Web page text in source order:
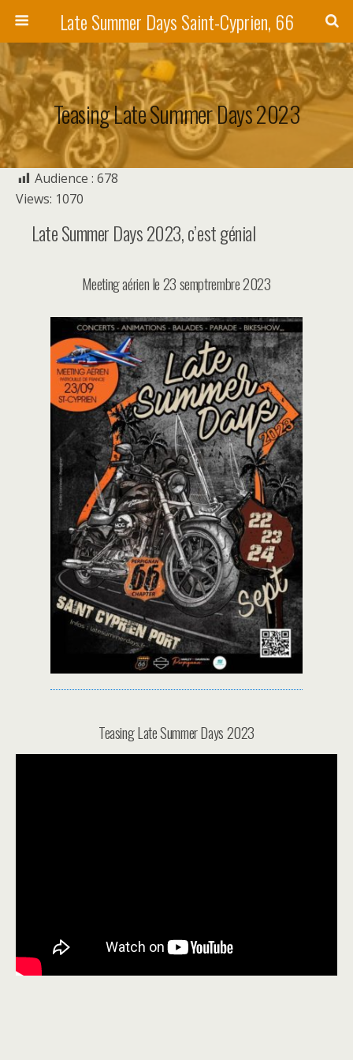
Late Summer Days Saint-Cyprien, 66
Teasing Late Summer Days 2023
Audience : 678
Views: 1070
Late Summer Days 2023, c’est génial
Meeting aérien le 23 semptrembre 2023
Teasing Late Summer Days 2023